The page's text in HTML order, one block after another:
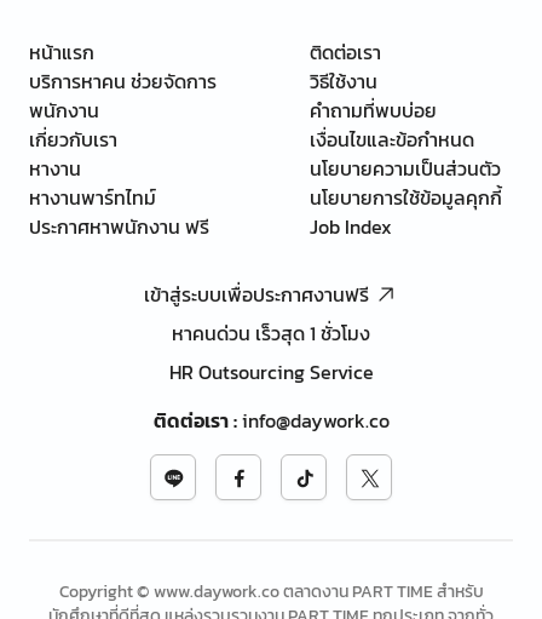
หน้าแรก
บริการหาคน ช่วยจัดการ
พนักงาน
เกี่ยวกับเรา
หางาน
หางานพาร์ทไทม์
ประกาศหาพนักงาน ฟรี
ติดต่อเรา
วิธีใช้งาน
คำถามที่พบบ่อย
เงื่อนไขและข้อกำหนด
นโยบายความเป็นส่วนตัว
นโยบายการใช้ข้อมูลคุกกี้
Job Index
เข้าสู่ระบบเพื่อประกาศงานฟรี
หาคนด่วน เร็วสุด 1 ชั่วโมง
HR Outsourcing Service
ติดต่อเรา:info@daywork.co
Copyright © www.daywork.co ตลาดงาน PART TIME สำหรับ